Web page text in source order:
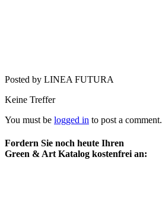
Posted by LINEA FUTURA
Keine Treffer
You must be logged in to post a comment.
Fordern Sie noch heute Ihren
Green & Art Katalog kostenfrei an: